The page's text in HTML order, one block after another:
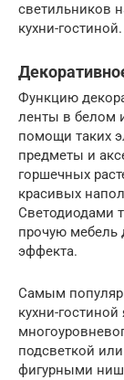
светильников
кухни-гостиной.
Функцию
ленты в белом
помощи таких
предметы и
горшечных
красивых
Светодиодами
прочую мебель
эффекта.
Самым
кухни-
подсветкой
фигурными